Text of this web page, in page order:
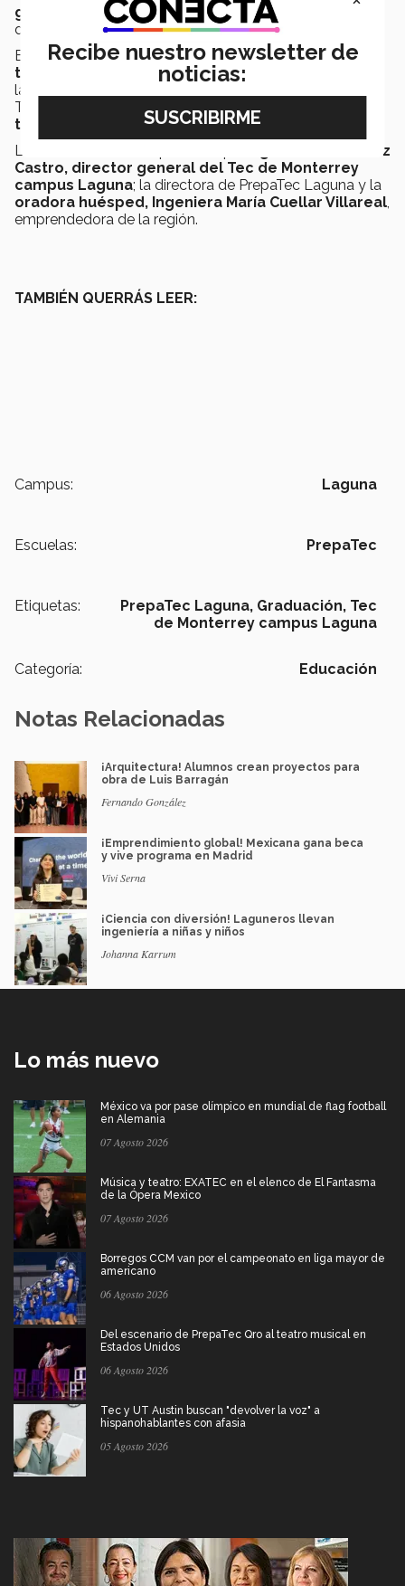
generación de estudiantes de nivel preparatoria
del Tecnológico de Monterrey campus Laguna.
En esta ocasión, fueron110 las y los jóvenes que
terminaron sus estudios de nivel bachillerato
la capacidad de convertirse, según la directora María
Teresa Huerta Espino, en personas capaces de
transformar su entorno.
La ceremonia estuvo presidida por
Agustín Hernández
Castro, director general del Tec de Monterrey
campus Laguna; la directora de PrepaTec Laguna y la
oradora huésped, Ingeniera María Cuellar Villareal,
emprendedora de la región.
TAMBIÉN QUERRÁS LEER:
Campus: Laguna
Escuelas: PrepaTec
Etiquetas: PrepaTec Laguna, Graduación, Tec
de Monterrey campus Laguna
Categoría: Educación
Notas Relacionadas
¡Arquitectura! Alumnos crean proyectos para
obra de Luis Barragán
Fernando González
¡Emprendimiento global! Mexicana gana beca
y vive programa en Madrid
Vivi Serna
¡Ciencia con diversión! Laguneros llevan
ingeniería a niñas y niños
Johanna Karrum
Lo más nuevo
México va por pase olímpico en mundial de flag football
en Alemania
07 Agosto 2026
Música y teatro: EXATEC en el elenco de El Fantasma
de la Ópera Mexico
07 Agosto 2026
Borregos CCM van por el campeonato en liga mayor de
americano
06 Agosto 2026
Del escenario de PrepaTec Qro al teatro musical en
Estados Unidos
06 Agosto 2026
Tec y UT Austin buscan "devolver la voz" a
hispanohablantes con afasia
05 Agosto 2026
Recibe nuestro newsletter de
noticias: